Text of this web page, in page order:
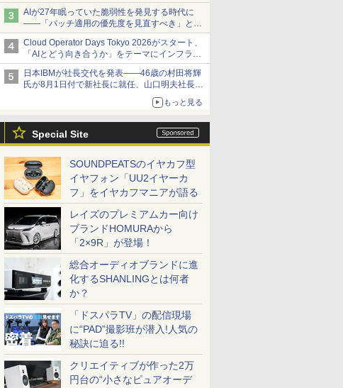
商談記録 for RICOH」を展開へ
AIが27年眠っていた脆弱性を発見する時代に
――「パッチ適用の優先度を見直すべき」とセ
キュリティ専門家
Cloud Operator Days Tokyo 2026がスタート、
「AIとどう向き合うか」をテーマにインフラ運
用の知見を集約
日本IBMが社長交代を発表――46歳の村田将輝
氏が8月1日付で新社長に就任、山口明夫社長は
もっと見る
Special Site
SOUNDPEATSのイヤカフ型
イヤフォン「UU2イヤーカ
フ」をイヤカフマニアが語る
レイズのプレミアムカー向け
ブランドHOMURAから
「2×9R」が登場！
総合オーディオブランドに進
化するSHANLINGとは何者
か？
「ドスパラTV」の配信現場
に“PAD”撮影班が潜入!人気の
秘訣に迫る!!
クリエイティブが作った2万
円台の“小さなピュアオーデ